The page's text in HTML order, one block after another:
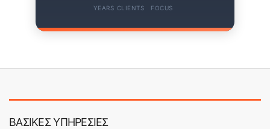
YEARS CLIENTS FOCUS
ΒΑΣΙΚΕΣ ΥΠΗΡΕΣΙΕΣ